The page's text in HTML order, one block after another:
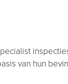
van hun